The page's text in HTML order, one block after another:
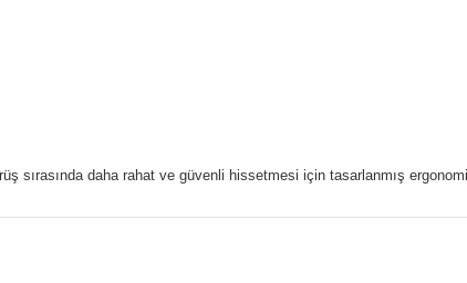
sırasında daha rahat ve güvenli hissetmesi için tasarlanmış